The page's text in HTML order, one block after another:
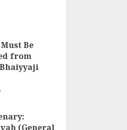
Be
from
(General